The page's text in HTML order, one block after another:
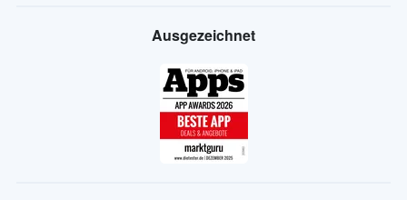
Ausgezeichnet